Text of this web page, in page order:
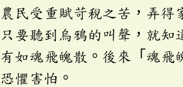
民受重賦苛稅之苦，弄
要聽到烏鴉的叫聲，就知
如魂飛魄散。後來「魂飛
懼害怕。